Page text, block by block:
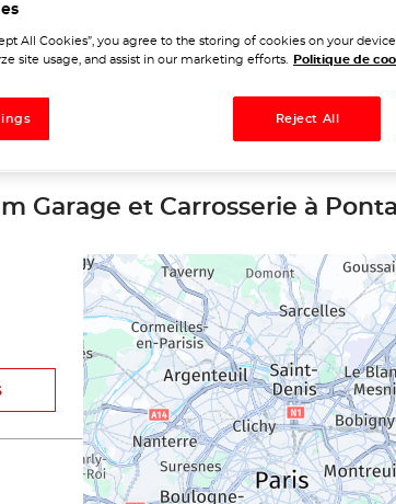
et Carrosserie
Garage et Carrosserie à
All Cookies”, you agree to the storing of cookies on your
site usage, and assist in our marketing efforts.
Politique de
Reject All